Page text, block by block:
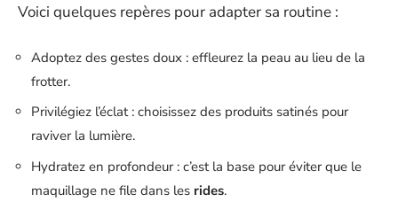
Voici quelques repères pour adapter sa routine :
Adoptez des gestes doux : effleurez la peau au lieu de la
frotter.
Privilégiez l’éclat : choisissez des produits satinés pour
raviver la lumière.
Hydratez en profondeur : c’est la base pour éviter que le
maquillage ne file dans les rides.